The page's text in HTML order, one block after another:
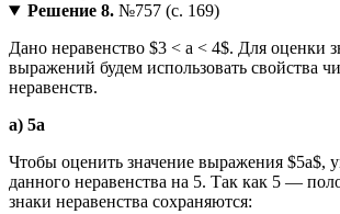
Решение 8.№757 (с. 169)
Дано неравенство $3 < a < 4$. Для оценки
выражений будем использовать свойства
неравенств.
а) 5a
Чтобы оценить значение выражения $5a$,
данного неравенства на 5. Так как 5 —
знаки неравенства сохраняются: